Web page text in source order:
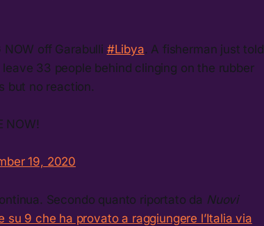
NOW off Garabulli #Libya. A fisherman just told
33 people behind clinging on the rubber
but no reaction.
NOW!
19, 2020
Secondo quanto riportato da Nuovi
su 9 che ha provato a raggiungere l’Italia via